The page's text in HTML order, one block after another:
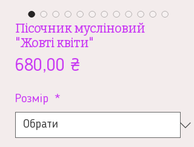
Пісочник мусліновий
"Жовті квіти"
680,00 ₴
Розмір *